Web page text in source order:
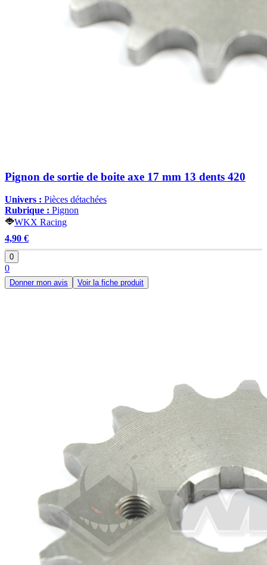
Pignon de sortie de boite axe 17 mm 13 dents 420
Univers : Pièces détachées
Rubrique : Pignon
WKX Racing
4,90 €
0
0
Donner mon avis Voir la fiche produit